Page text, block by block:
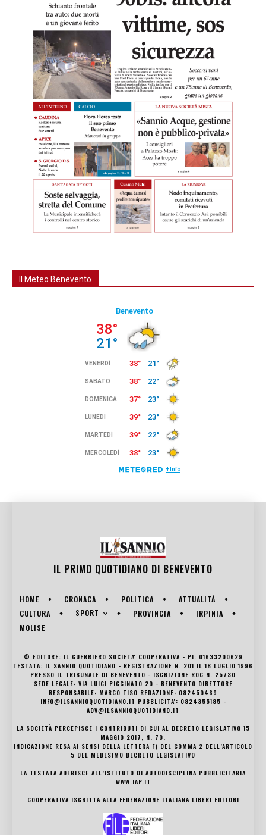
Il Meteo Benevento
IL PRIMO QUOTIDIANO DI BENEVENTO
HOME CRONACA POLITICA
ATTUALITÀ
CULTURA
SPORT PROVINCIA
IRPINIA
MOLISE
© EDITORE: IL GUERRIERO SOCIETA' COOPERATIVA - PI: 01633200629
TESTATA: IL SANNIO QUOTIDIANO - REGISTRAZIONE N. 201 IL 18 LUGLIO 1996
PRESSO IL TRIBUNALE DI BENEVENTO - ISCRIZIONE ROC N. 25730
SEDE LEGALE: VIA LUIGI PICCINATO 20 - BENEVENTO DIRETTORE
RESPONSABILE: MARCO TISO REDAZIONE: 082450469
INFO@ILSANNIOQUOTIDIANO.IT PUBBLICITA': 0824355185 -
ADV@ILSANNIOQUOTIDIANO.IT
LA SOCIETÀ PERCEPISCE I CONTRIBUTI DI CUI AL DECRETO LEGISLATIVO 15
MAGGIO 2017, N. 70.
INDICAZIONE RESA AI SENSI DELLA LETTERA F) DEL COMMA 2 DELL’ARTICOLO
5 DEL MEDESIMO DECRETO LEGISLATIVO
LA TESTATA ADERISCE ALL’ISTITUTO DI AUTODISCIPLINA PUBBLICITARIA
WWW.IAP.IT
COOPERATIVA ISCRITTA ALLA FEDERAZIONE ITALIANA LIBERI EDITORI